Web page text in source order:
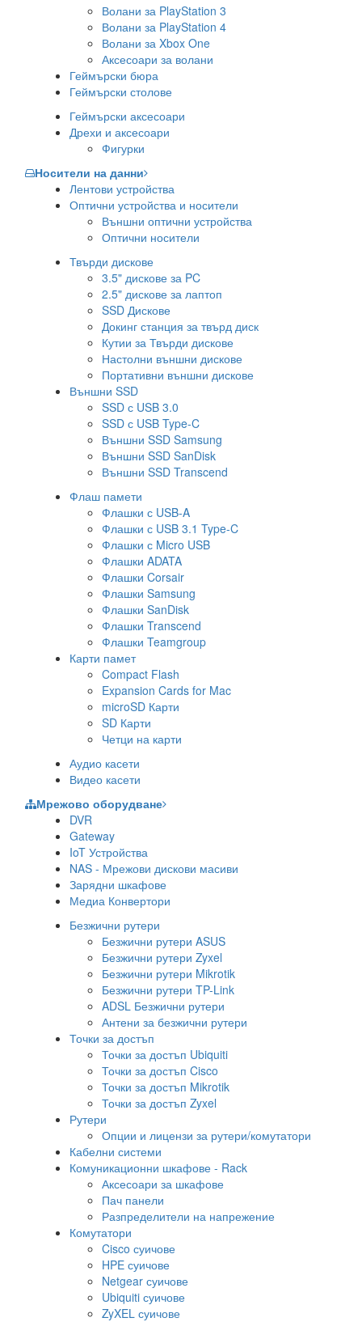
Волани за PlayStation 3
Волани за PlayStation 4
Волани за Xbox One
Аксесоари за волани
Геймърски бюра
Геймърски столове
Геймърски аксесоари
Дрехи и аксесоари
Фигурки
Носители на данни
Лентови устройства
Оптични устройства и носители
Външни оптични устройства
Оптични носители
Твърди дискове
3.5" дискове за PC
2.5" дискове за лаптоп
SSD Дискове
Докинг станция за твърд диск
Кутии за Твърди дискове
Настолни външни дискове
Портативни външни дискове
Външни SSD
SSD с USB 3.0
SSD с USB Type-C
Външни SSD Samsung
Външни SSD SanDisk
Външни SSD Transcend
Флаш памети
Флашки с USB-A
Флашки с USB 3.1 Type-C
Флашки с Micro USB
Флашки ADATA
Флашки Corsair
Флашки Samsung
Флашки SanDisk
Флашки Transcend
Флашки Teamgroup
Карти памет
Compact Flash
Expansion Cards for Mac
microSD Карти
SD Карти
Четци на карти
Аудио касети
Видео касети
Мрежово оборудване
DVR
Gateway
IoT Устройства
NAS - Мрежови дискови масиви
Зарядни шкафове
Медиа Конвертори
Безжични рутери
Безжични рутери ASUS
Безжични рутери Zyxel
Безжични рутери Mikrotik
Безжични рутери TP-Link
ADSL Безжични рутери
Антени за безжични рутери
Точки за достъп
Точки за достъп Ubiquiti
Точки за достъп Cisco
Точки за достъп Mikrotik
Точки за достъп Zyxel
Рутери
Опции и лицензи за рутери/комутатори
Кабелни системи
Комуникационни шкафове - Rack
Аксесоари за шкафове
Пач панели
Разпределители на напрежение
Комутатори
Cisco суичове
HPE суичове
Netgear суичове
Ubiquiti суичове
ZyXEL суичове